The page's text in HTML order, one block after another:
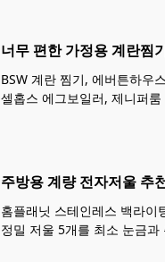
너무 편한 가정용 계란찜
BSW 계란 찜기, 에버튼하우
셀홉스 에그보일러, 제니퍼
주방용 계량 전자저울 추
홈플래닛 스테인레스 백라
정밀 저울 5개를 최소 눈금